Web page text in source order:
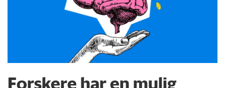
Forskere har en mulig